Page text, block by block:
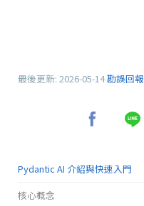
最後更新: 2026-05-14勘誤回報
Pydantic AI 介紹與快速入門
核心概念